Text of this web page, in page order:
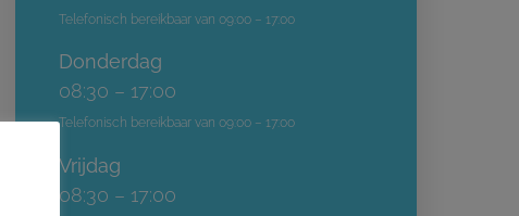
Telefonisch bereikbaar van 09:00 – 17:00
Donderdag
08:30 – 17:00
Telefonisch bereikbaar van 09:00 – 17:00
Vrijdag
08:30 – 17:00